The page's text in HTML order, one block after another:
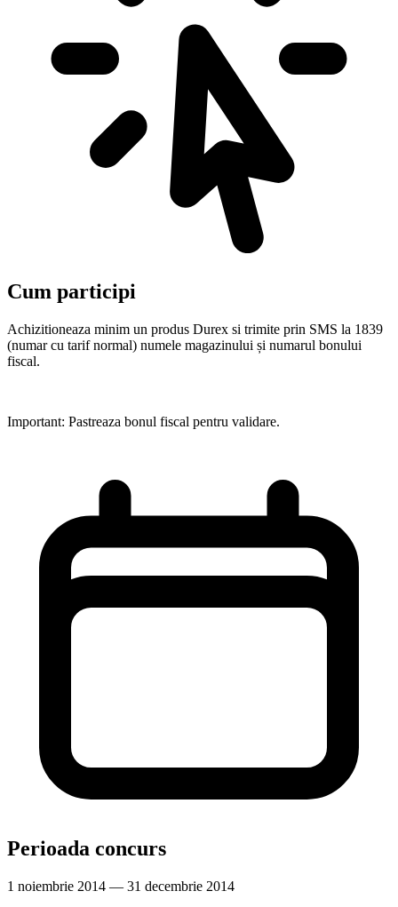
Cum participi
Achizitioneaza minim un produs Durex si trimite prin SMS la 1839
(numar cu tarif normal) numele magazinului și numarul bonului
fiscal.
Important: Pastreaza bonul fiscal pentru validare.
Perioada concurs
1 noiembrie 2014 — 31 decembrie 2014